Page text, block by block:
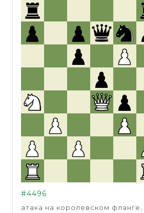
#4496
атака на королевском фланге,